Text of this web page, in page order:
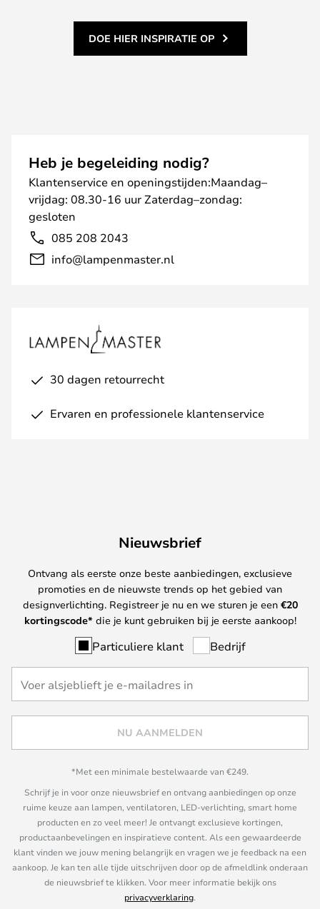
DOE HIER INSPIRATIE OP
Heb je begeleiding nodig?
Klantenservice en openingstijden:Maandag–
vrijdag: 08.30-16 uur Zaterdag–zondag:
gesloten
085 208 2043
info@lampenmaster.nl
30 dagen retourrecht
Ervaren en professionele klantenservice
Nieuwsbrief
Ontvang als eerste onze beste aanbiedingen, exclusieve
promoties en de nieuwste trends op het gebied van
designverlichting. Registreer je nu en we sturen je een €20
kortingscode* die je kunt gebruiken bij je eerste aankoop!
Particuliere klant Bedrijf
NU AANMELDEN
*Met een minimale bestelwaarde van €249.
Schrijf je in voor onze nieuwsbrief en ontvang aanbiedingen op onze
ruime keuze aan lampen, ventilatoren, LED-verlichting, smart home
producten en zo veel meer! Je ontvangt exclusieve kortingen,
productaanbevelingen en inspiratieve content. Als een gewaardeerde
klant vinden we jouw mening belangrijk en vragen we je feedback na een
aankoop. Je kan ten alle tijde uitschrijven door op de afmeldlink onderaan
de nieuwsbrief te klikken. Voor meer informatie bekijk ons
privacyverklaring.